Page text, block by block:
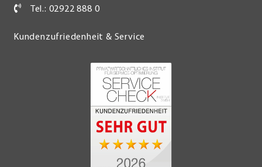
Tel.: 02922 888 0
Kundenzufriedenheit & Service